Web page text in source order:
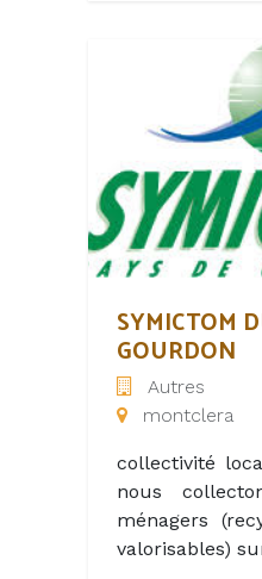
Gouffre de
familiale et
rythme s
nous
apport
aout , les
essentiel sont
SYMICTOM
GOURDON
Autres
montclera
collectivité
nous
ménagers
valorisables)